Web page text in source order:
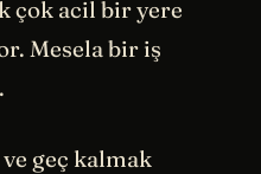
çok acil bir yere
Mesela bir iş
ve geç kalmak